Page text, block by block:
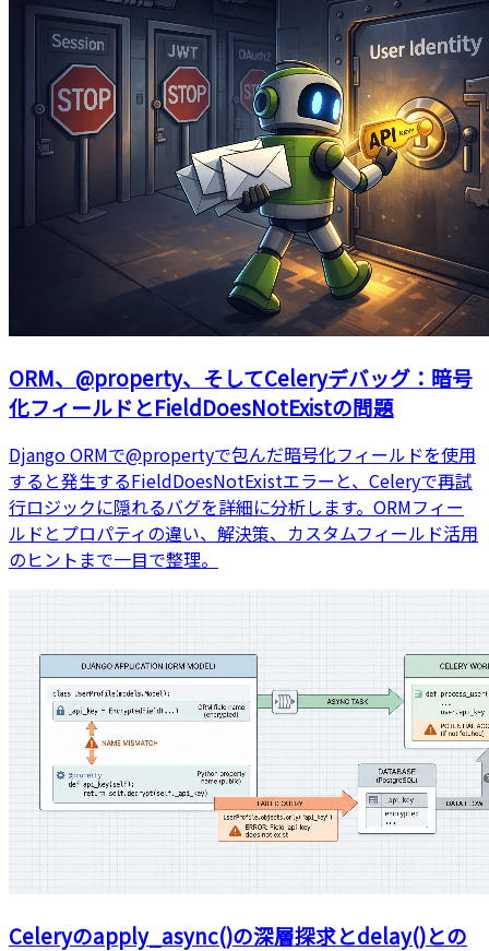
ORM、@property、そしてCeleryデバッグ：暗号
化フィールドとFieldDoesNotExistの問題
Django ORMで@propertyで包んだ暗号化フィールドを使用
すると発生するFieldDoesNotExistエラーと、Celeryで再試
行ロジックに隠れるバグを詳細に分析します。ORMフィー
ルドとプロパティの違い、解決策、カスタムフィールド活用
のヒントまで一目で整理。
Celeryのapply_async()の深層探求とdelay()との